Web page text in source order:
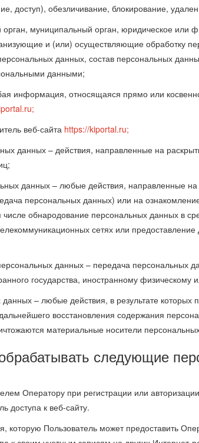
доступ), обезличивание, блокирование,
муниципальный орган, юридическое или
и (или) осуществляющие обработку
данных, состав персональных
данными;
информация, относящаяся прямо или
веб-сайта https://kiportal.ru;
данных – действия, направленные на
данных – любые действия, направленные
персональных данных) или на
числе обнародование персональных данных в
сетях или
данных – передача персональных
государства, иностранному
– любые действия, в результате
восстановления содержания
материальные носители
следующие
Оператору при регистрации или
доступа к веб-сайту.
которую Пользователь может предоставить